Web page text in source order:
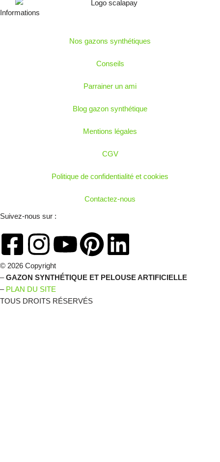
Informations
Nos gazons synthétiques
Conseils
Parrainer un ami
Blog gazon synthétique
Mentions légales
CGV
Politique de confidentialité et cookies
Contactez-nous
Suivez-nous sur :
© 2026 Copyright
–GAZON SYNTHÉTIQUE ET PELOUSE ARTIFICIELLE
– PLAN DU SITE
TOUS DROITS RÉSERVÉS